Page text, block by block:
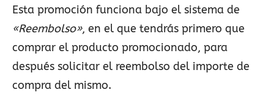
Esta promoción funciona bajo el sistema de
«Reembolso», en el que tendrás primero que
comprar el producto promocionado, para
después solicitar el reembolso del importe de
compra del mismo.